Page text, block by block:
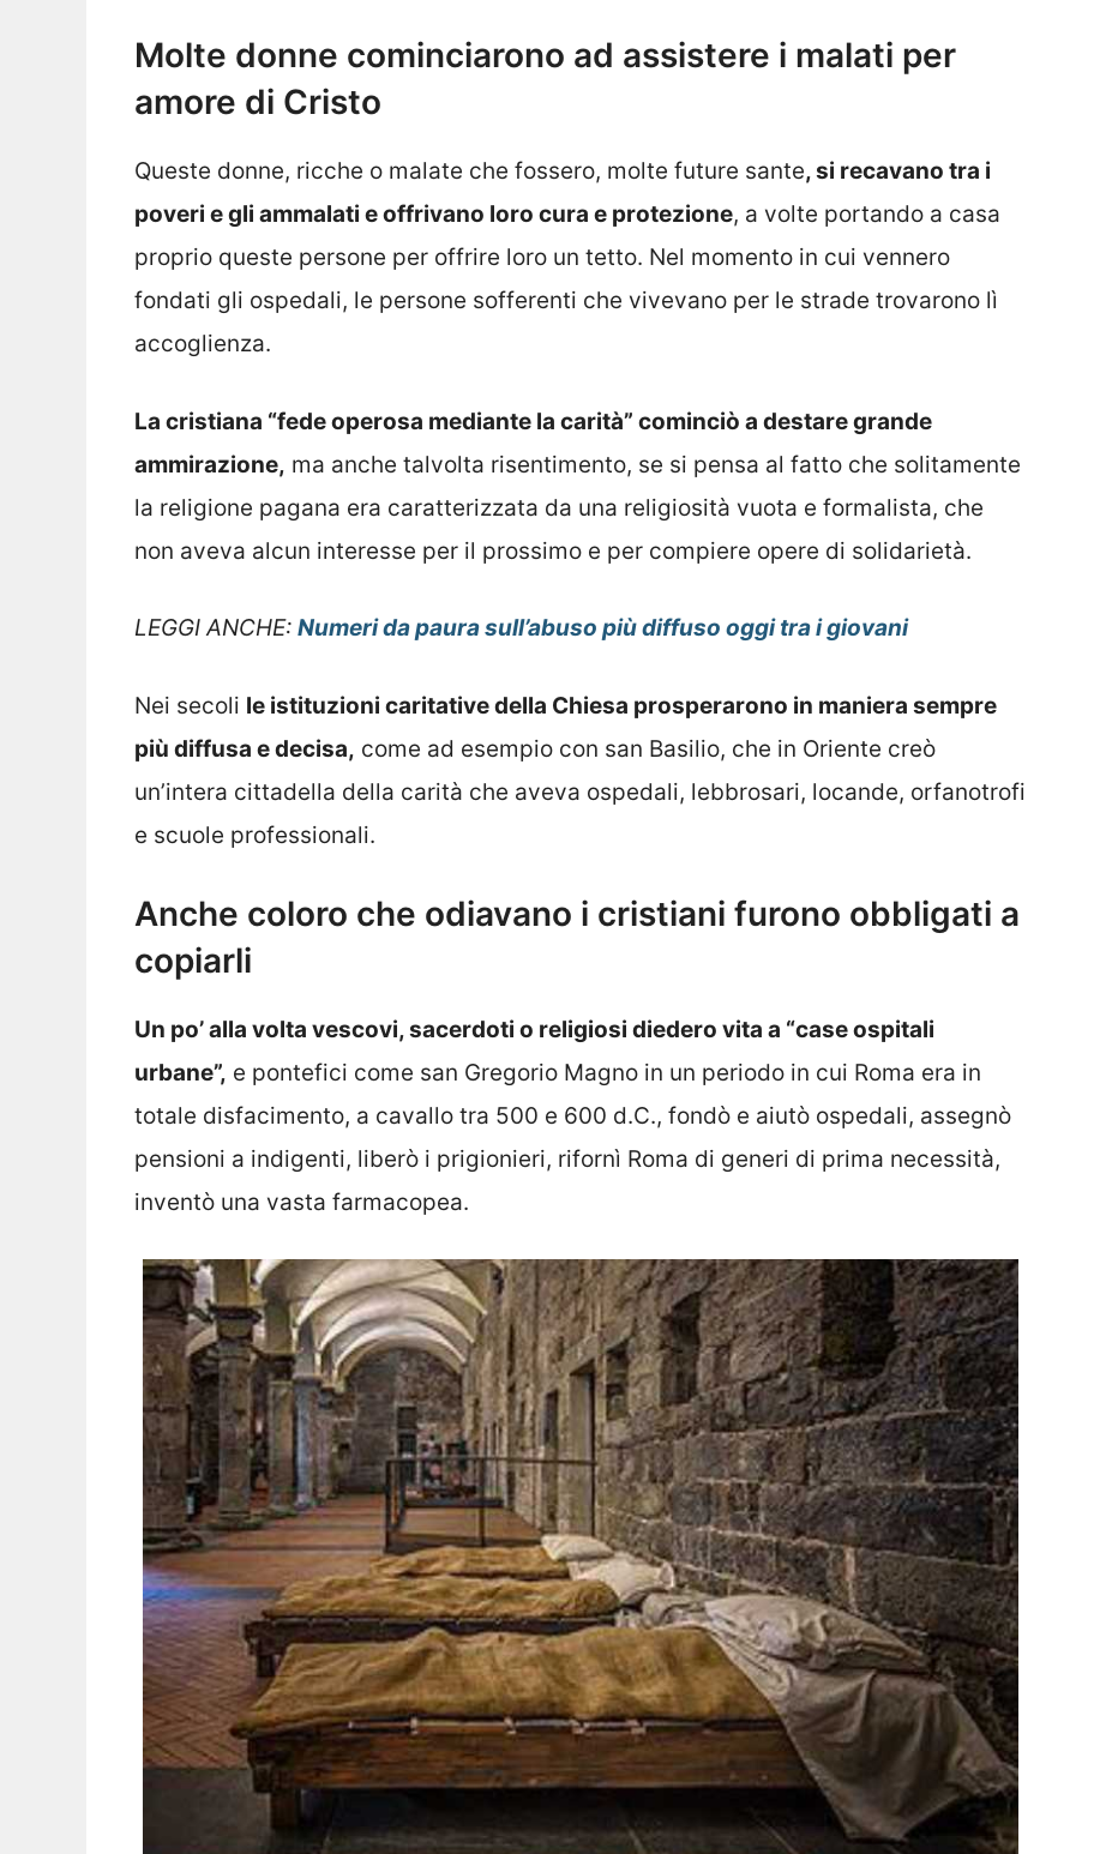
Molte donne cominciarono ad assistere i malati per
amore di Cristo
Queste donne, ricche o malate che fossero, molte future sante, si recavano tra i
poveri e gli ammalati e offrivano loro cura e protezione, a volte portando a casa
proprio queste persone per offrire loro un tetto. Nel momento in cui vennero
fondati gli ospedali, le persone sofferenti che vivevano per le strade trovarono lì
accoglienza.
La cristiana “fede operosa mediante la carità” cominciò a destare grande
ammirazione, ma anche talvolta risentimento, se si pensa al fatto che solitamente
la religione pagana era caratterizzata da una religiosità vuota e formalista, che
non aveva alcun interesse per il prossimo e per compiere opere di solidarietà.
LEGGI ANCHE: Numeri da paura sull’abuso più diffuso oggi tra i giovani
Nei secoli le istituzioni caritative della Chiesa prosperarono in maniera sempre
più diffusa e decisa, come ad esempio con san Basilio, che in Oriente creò
un’intera cittadella della carità che aveva ospedali, lebbrosari, locande, orfanotrofi
e scuole professionali.
Anche coloro che odiavano i cristiani furono obbligati a
copiarli
Un po’ alla volta vescovi, sacerdoti o religiosi diedero vita a “case ospitali
urbane”, e pontefici come san Gregorio Magno in un periodo in cui Roma era in
totale disfacimento, a cavallo tra 500 e 600 d.C., fondò e aiutò ospedali, assegnò
pensioni a indigenti, liberò i prigionieri, rifornì Roma di generi di prima necessità,
inventò una vasta farmacopea.